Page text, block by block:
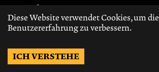
Social
Diese Website verwendet Cookies, um die
Benutzererfahrung zu verbessern.
ICH VERSTEHE